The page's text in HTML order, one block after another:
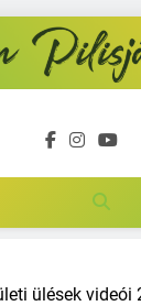
ülések videói